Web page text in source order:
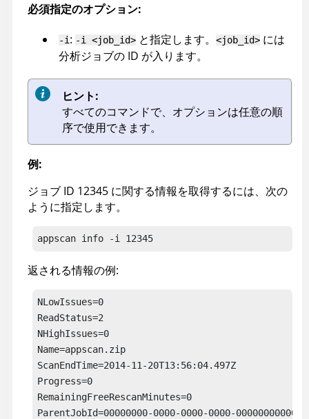
必須指定のオプション:
-i : -i <job_id> と指定します。 <job_id> には
分析ジョブの ID が入ります。
ヒント:
すべてのコマンドで、オプションは任意の順
序で使用できます。
例:
ジョブ ID 12345 に関する情報を取得するには、次の
ように指定します。
appscan info -i 12345
返される情報の例:
NLowIssues=0
ReadStatus=2
NHighIssues=0
Name=appscan.zip
ScanEndTime=2014-11-20T13:56:04.497Z
Progress=0
RemainingFreeRescanMinutes=0
ParentJobId=00000000-0000-0000-0000-000000000000